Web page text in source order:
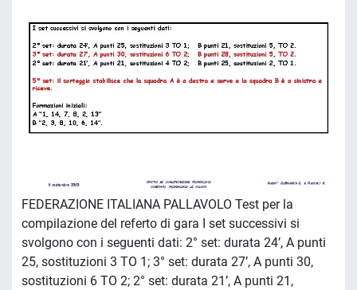
FEDERAZIONE ITALIANA PALLAVOLO Test per la
compilazione del referto di gara I set successivi si
svolgono con i seguenti dati: 2° set: durata 24’, A punti
25, sostituzioni 3 TO 1; 3° set: durata 27’, A punti 30,
sostituzioni 6 TO 2; 2° set: durata 21’, A punti 21,